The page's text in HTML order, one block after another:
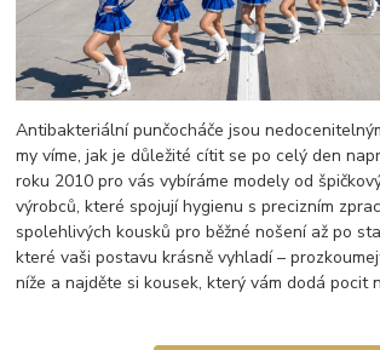
Antibakteriální punčocháče jsou
my víme, jak je důležité cítit se po celý den
roku 2010 pro vás vybíráme modely od
výrobců, které spojují hygienu s precizním
spolehlivých kousků pro běžné nošení až po
které vaši postavu krásně vyhladí –
níže a najděte si kousek, který vám dodá pocit